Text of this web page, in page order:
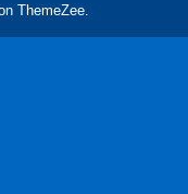
ThemeZee.